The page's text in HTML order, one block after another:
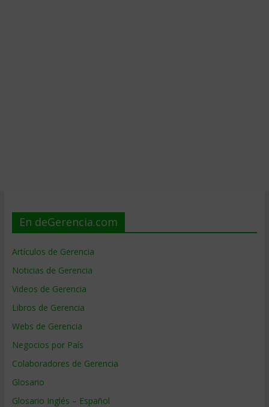
En deGerencia.com
Artículos de Gerencia
Noticias de Gerencia
Videos de Gerencia
Libros de Gerencia
Webs de Gerencia
Negocios por País
Colaboradores de Gerencia
Glosario
Glosario Inglés – Español